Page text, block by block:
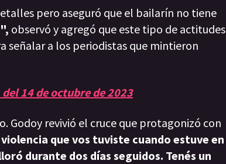
pero aseguró que el bailarín no tiene
observó y agregó que este tipo de actitudes
señalar a los periodistas que mintieron
14 de octubre de 2023
Godoy revivió el cruce que protagonizó con
violencia que vos tuviste cuando estuve en
durante dos días seguidos. Tenés un